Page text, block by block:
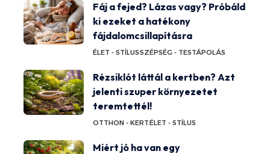
Fáj a fejed? Lázas vagy? Próbáld
ki ezeket a hatékony
fájdalomcsillapításra
ÉLET - STÍLUSSZÉPSÉG - TESTÁPOLÁS
Rézsiklót láttál a kertben? Azt
jelenti szuper környezetet
teremtettél!
OTTHON - KERTÉLET - STÍLUS
Miért jó ha van egy